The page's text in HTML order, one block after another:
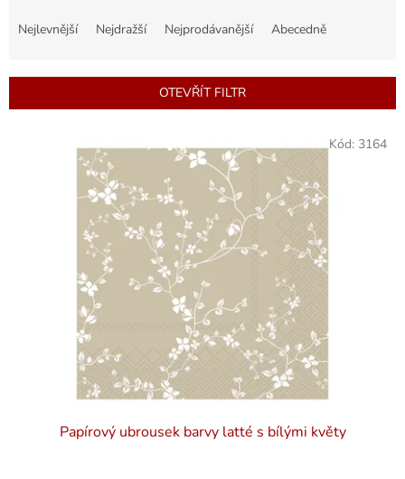
í
Nejlevnější Nejdražší Nejprodávanější Abecedně
OTEVŘÍT FILTR
Papírový ubrousek barvy latté s bílými květy
Kód: 3164